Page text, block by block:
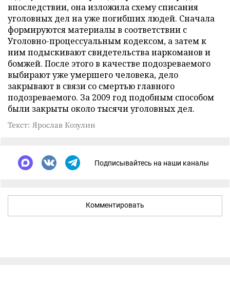
впоследствии, она изложила схему списания
уголовных дел на уже погибших людей. Сначала
формируются материалы в соответствии с
Уголовно-процессуальным кодексом, а затем к
ним подыскивают свидетельства наркоманов и
бомжей. После этого в качестве подозреваемого
выбирают уже умершего человека, дело
закрывают в связи со смертью главного
подозреваемого. За 2009 год подобным способом
были закрыты около тысячи уголовных дел.
Текст: Ярослав Козулин
Подписывайтесь на наши каналы
Комментировать